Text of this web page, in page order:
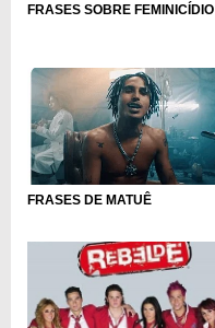
FRASES SOBRE FEMINICÍDIO
FRASES DE MATUÊ